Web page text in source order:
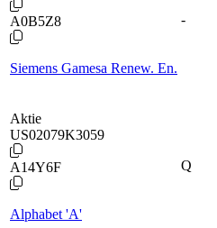
A0B5Z8
Siemens Gamesa Renew. En.
-
Aktie
US02079K3059
A14Y6F
Alphabet 'A'
Q